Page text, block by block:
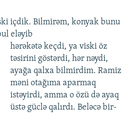
içdik. Bilmirəm, konyak bunu
eləyib
hərəkətə keçdi, ya viski öz
təsirini göstərdi, hər nəydi,
ayağa qalxa bilmirdim. Ramiz
məni otağıma aparmaq
istəyirdi, amma o özü də ayaq
üstə güclə qalırdı. Beləcə bir-